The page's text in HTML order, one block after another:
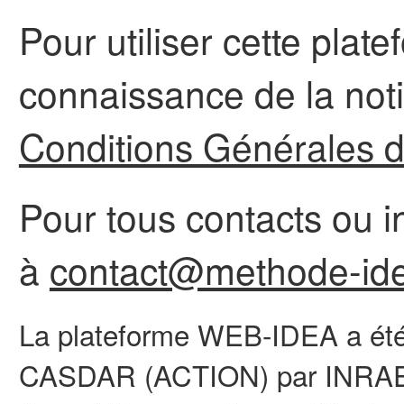
Pour utiliser cette
connaissance de la
Conditions Générales
Pour tous contacts ou
à contact@methode-
La plateforme WEB-IDEA a
CASDAR (ACTION) par